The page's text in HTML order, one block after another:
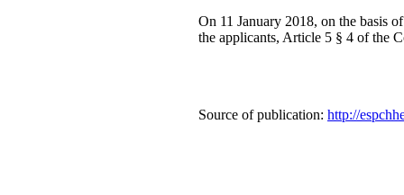
On 11 January 2018, on the basis
the applicants, Article 5 § 4 of the
Source of publication: http://